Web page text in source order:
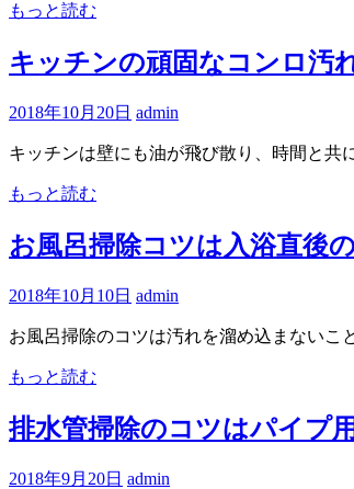
もっと読む
キッチンの頑固なコンロ汚
2018年10月20日 admin
キッチンは壁にも油が飛び散り、時間と共
もっと読む
お風呂掃除コツは入浴直後
2018年10月10日 admin
お風呂掃除のコツは汚れを溜め込まないこ
もっと読む
排水管掃除のコツはパイプ
2018年9月20日 admin